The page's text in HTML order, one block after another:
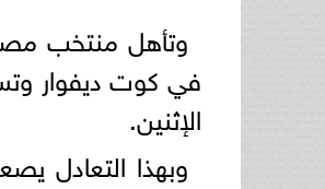
الإثنين.